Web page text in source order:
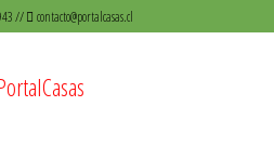
// contacto@portalcasas.cl